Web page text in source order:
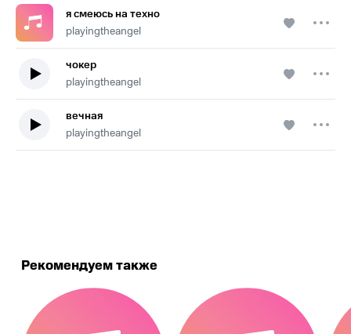
я смеюсь на техно
playingtheangel
чокер
playingtheangel
вечная
playingtheangel
Рекомендуем также